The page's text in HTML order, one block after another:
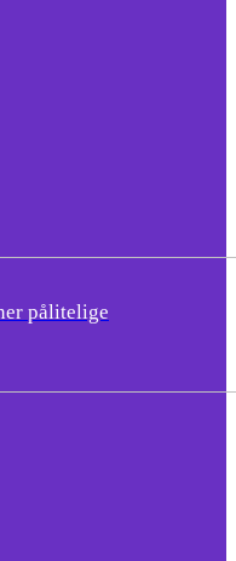
pålitelige